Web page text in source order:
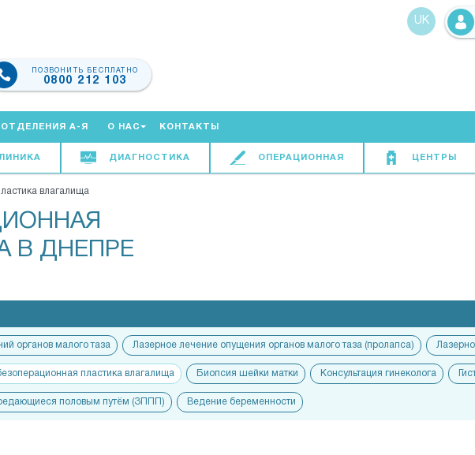
UK
ПОЗВОНИТЬ БЕСПЛАТНО
0800 212 103
ОТДЕЛЕНИЯ А-Я О НАС КОНТАКТЫ
ДИАГНОСТИКА ОПЕРАЦИОННАЯ ЦЕНТРЫ
влагалища
В ДНЕПРЕ
органов малого таза Лазерное лечение опущения органов малого таза (пролапса)
пластика влагалища Биопсия шейки матки Консультация гинеколога
половым путём (ЗППП) Ведение беременности